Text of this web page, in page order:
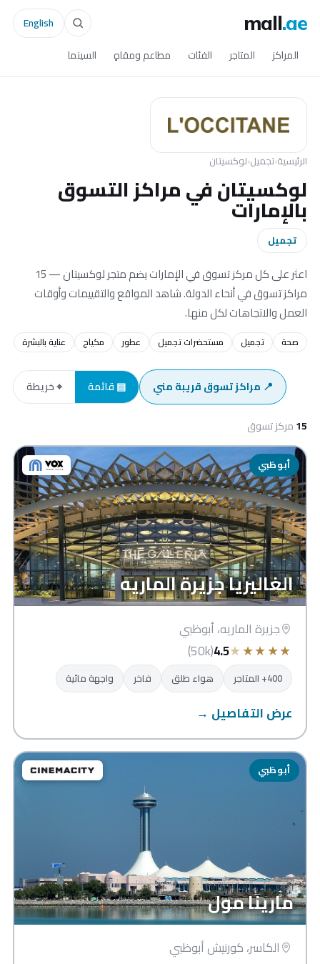
mall.ae
المراكز المتاجر الفئات مطاعم ومقاهٍ السينما
English
الرئيسية›تجميل›لوكسيتان
لوكسيتان في مراكز التسوق
بالإمارات
تجميل
اعثر على كل مركز تسوق في الإمارات يضم متجر لوكسيتان — 15
مراكز تسوق في أنحاء الدولة. شاهد المواقع والتقييمات وأوقات
العمل والاتجاهات لكل منها.
صحة تجميل مستحضرات تجميل عطور مكياج عناية بالبشرة
📍 مراكز تسوق قريبة مني ▤ قائمة ⌖ خريطة
15مركز تسوق
أبوظبي
الغاليريا جزيرة الماريه
جزيرة الماريه، أبوظبي
★
★
★
★
★
4.5
(50k)
400+ المتاجر هواء طلق فاخر واجهة مائية
عرض التفاصيل →
أبوظبي
مارينا مول
الكاسر، كورنيش أبوظبي